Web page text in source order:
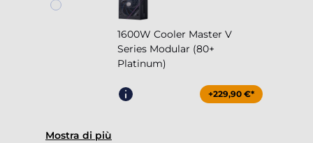
1600W Cooler Master V
Series Modular (80+
Platinum)
+229,90 €*
Mostra di più